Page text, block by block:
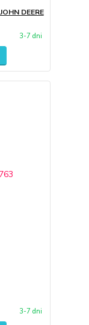
DEERE
3-7 dni
3-7 dni